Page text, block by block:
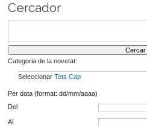
Cercador
Categoria de la novetat:
Seleccionar Tots Cap
Per data (format: dd/mm/aaaa)
Del
Al